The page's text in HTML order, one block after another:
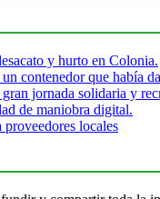
y hurto en Colonia.
contenedor que había
jornada solidaria y
de maniobra digital.
locales